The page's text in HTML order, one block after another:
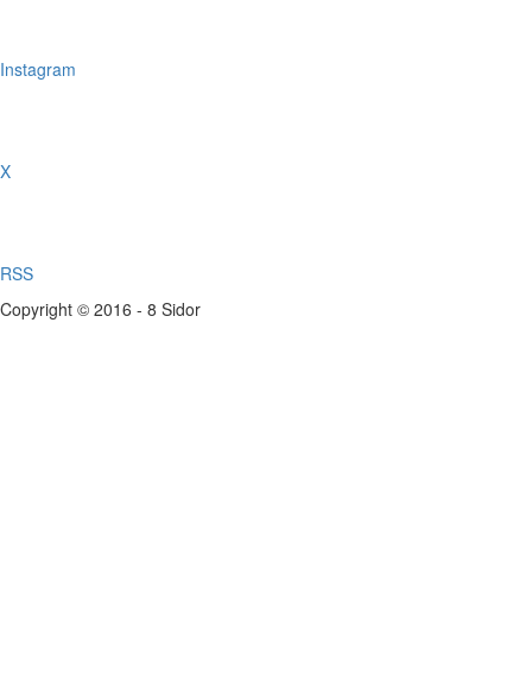
Instagram
X
RSS
Copyright © 2016 - 8 Sidor